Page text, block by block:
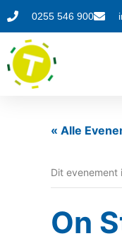
0255 546 900
« Alle
Dit evenement
On